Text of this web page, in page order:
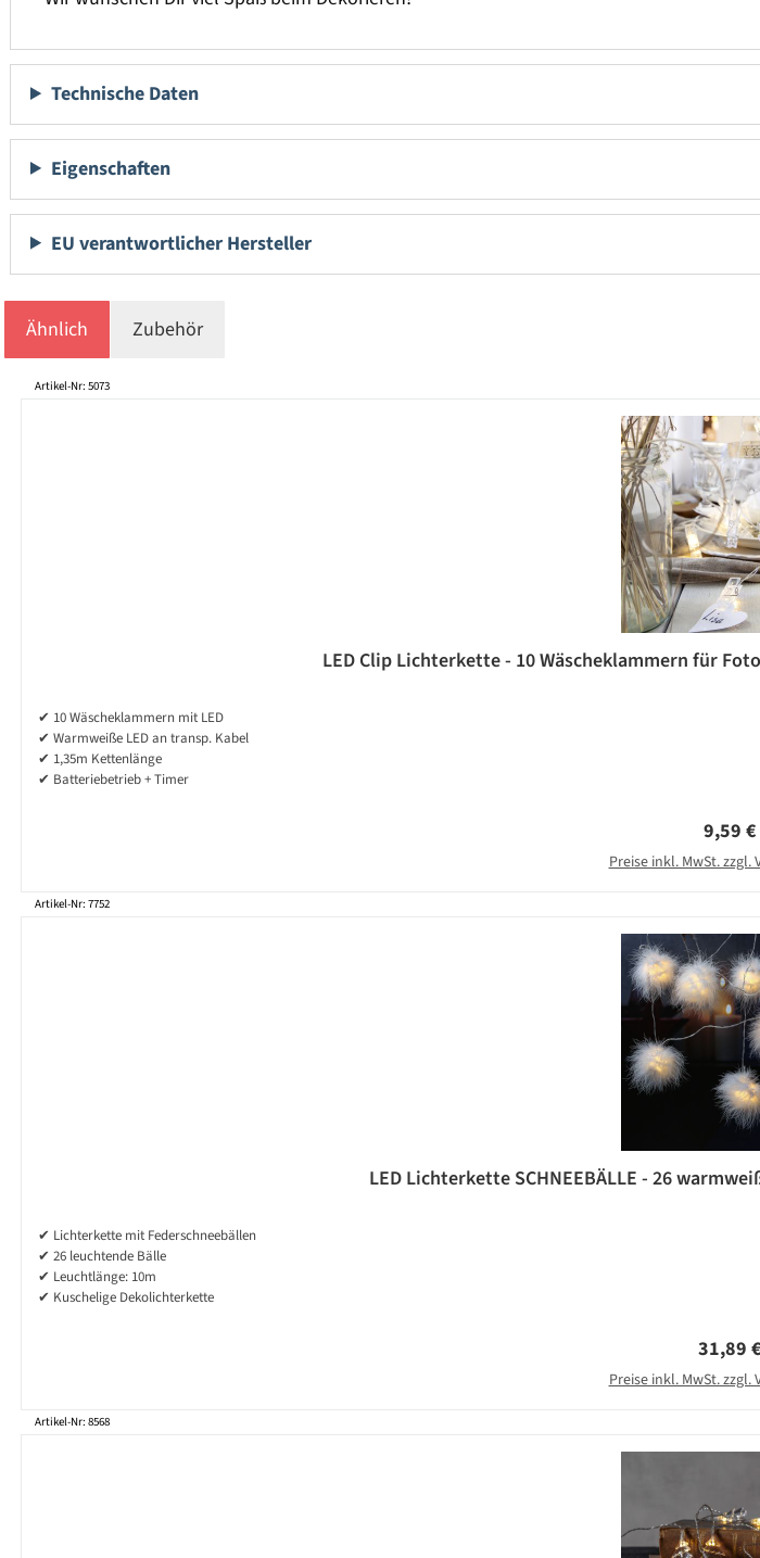
Technische Daten
Eigenschaften
EU verantwortlicher Hersteller
Ähnlich Zubehör
Produktgalerie überspringen
Artikel-Nr: 5073
LED Clip Lichterkette - 10 Wäscheklammern für
✔ 10 Wäscheklammern mit LED
✔ Warmweiße LED an transp. Kabel
✔ 1,35m Kettenlänge
✔ Batteriebetrieb + Timer
9,59 €
Preise inkl. MwSt. zzgl.
Artikel-Nr: 7752
LED Lichterkette SCHNEEBÄLLE - 26
✔ Lichterkette mit Federschneebällen
✔ 26 leuchtende Bälle
✔ Leuchtlänge: 10m
✔ Kuschelige Dekolichterkette
31,89 €
Preise inkl. MwSt. zzgl.
Artikel-Nr: 8568